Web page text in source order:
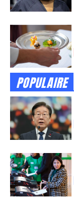
POPULAIRE